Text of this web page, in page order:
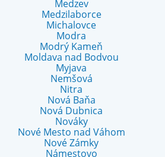
Medzev
Medzilaborce
Michalovce
Modra
Modrý Kameň
Moldava nad Bodvou
Myjava
Nemšová
Nitra
Nová Baňa
Nová Dubnica
Nováky
Nové Mesto nad Váhom
Nové Zámky
Námestovo